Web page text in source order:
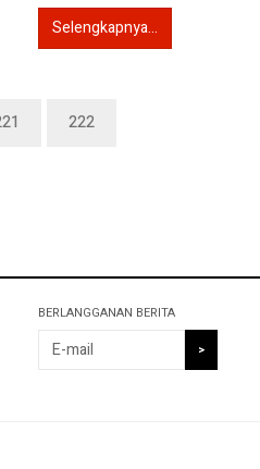
Selengkapnya...
222
BERLANGGANAN BERITA